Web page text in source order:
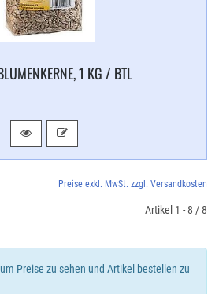
1 KG / BTL
Preise exkl. MwSt. zzgl. Versandkosten
Artikel 1 - 8 / 8
Preise zu sehen und Artikel bestellen zu